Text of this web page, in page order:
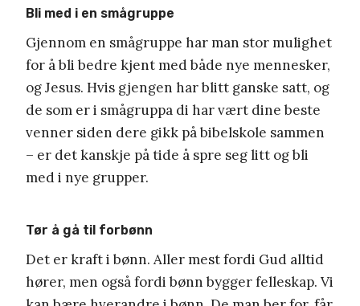
Bli med i en smågruppe
Gjennom en smågruppe har man stor mulighet
for å bli bedre kjent med både nye mennesker,
og Jesus. Hvis gjengen har blitt ganske satt, og
de som er i smågruppa di har vært dine beste
venner siden dere gikk på bibelskole sammen
– er det kanskje på tide å spre seg litt og bli
med i nye grupper.
Tør å gå til forbønn
Det er kraft i bønn. Aller mest fordi Gud alltid
hører, men også fordi bønn bygger felleskap. Vi